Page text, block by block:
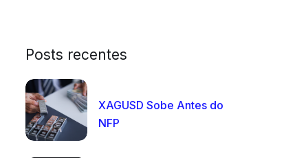
Posts recentes
XAGUSD Sobe Antes do
NFP